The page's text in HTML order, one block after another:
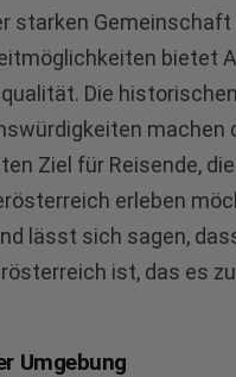
starken Gemeinschaft
bietet
Die
machen
Ziel für Reisende,
erleben
lässt sich sagen,
ist, das es zu
Umgebung